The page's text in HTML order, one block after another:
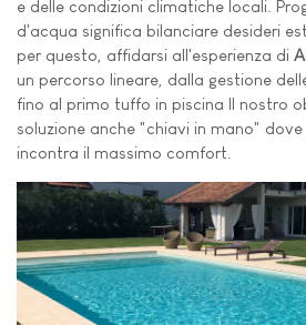
e delle condizioni climatiche locali.
d'acqua significa bilanciare desideri
per questo, affidarsi all'esperienza di
un percorso lineare, dalla gestione
fino al primo tuffo in piscina Il nostro
soluzione anche "chiavi in mano"
incontra il massimo comfort.